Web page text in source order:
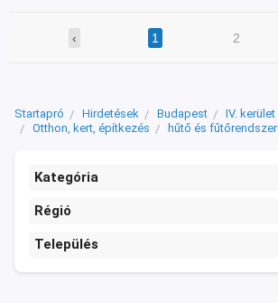
‹ 1 2
Startapró Hirdetések Budapest
IV. kerület
Otthon, kert, építkezés
hűtő és fűtőrendszer
Kategória
Régió
Település